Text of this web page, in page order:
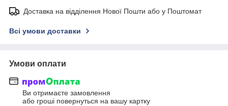
Доставка на відділення Нової Пошти або у Поштомат
Всі умови доставки
Умови оплати
Ви отримаєте замовлення
або гроші повернуться на вашу картку